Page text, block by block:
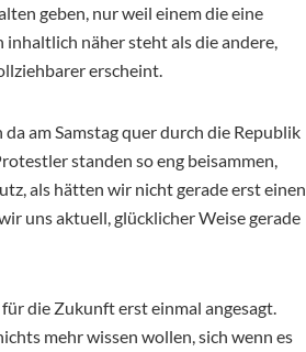
geben, nur weil einem die eine
näher steht als die andere,
erscheint.
am Samstag quer durch die Republik
standen so eng beisammen,
als hätten wir nicht gerade erst einen
uns aktuell, glücklicher Weise gerade
die Zukunft erst einmal angesagt.
mehr wissen wollen, sich wenn es